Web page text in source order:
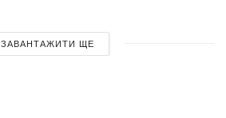
ЗАВАНТАЖИТИ ЩЕ